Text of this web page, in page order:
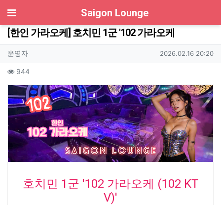
Saigon Lounge
[한인 가라오케] 호치민 1군 '102 가라오케
작성자 정보
운영자작성 작성일
2026.02.16 20:20
컨텐츠 정보
944
본문
호치민 1군 '102 가라오케 (102 KT
V)'